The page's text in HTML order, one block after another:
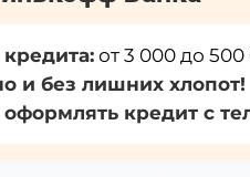
от 3 000 до
и без лишних хлопот!
кредит с